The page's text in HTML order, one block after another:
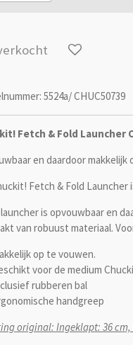
5524a/ CHUC50739
Fetch & Fold Launcher
en daardoor
Fetch & Fold
is opvouwbaar en
van robuust materiaal.
op te vouwen.
voor de medium
rubberen bal
handgreep
original: Ingeklapt: 36 cm,